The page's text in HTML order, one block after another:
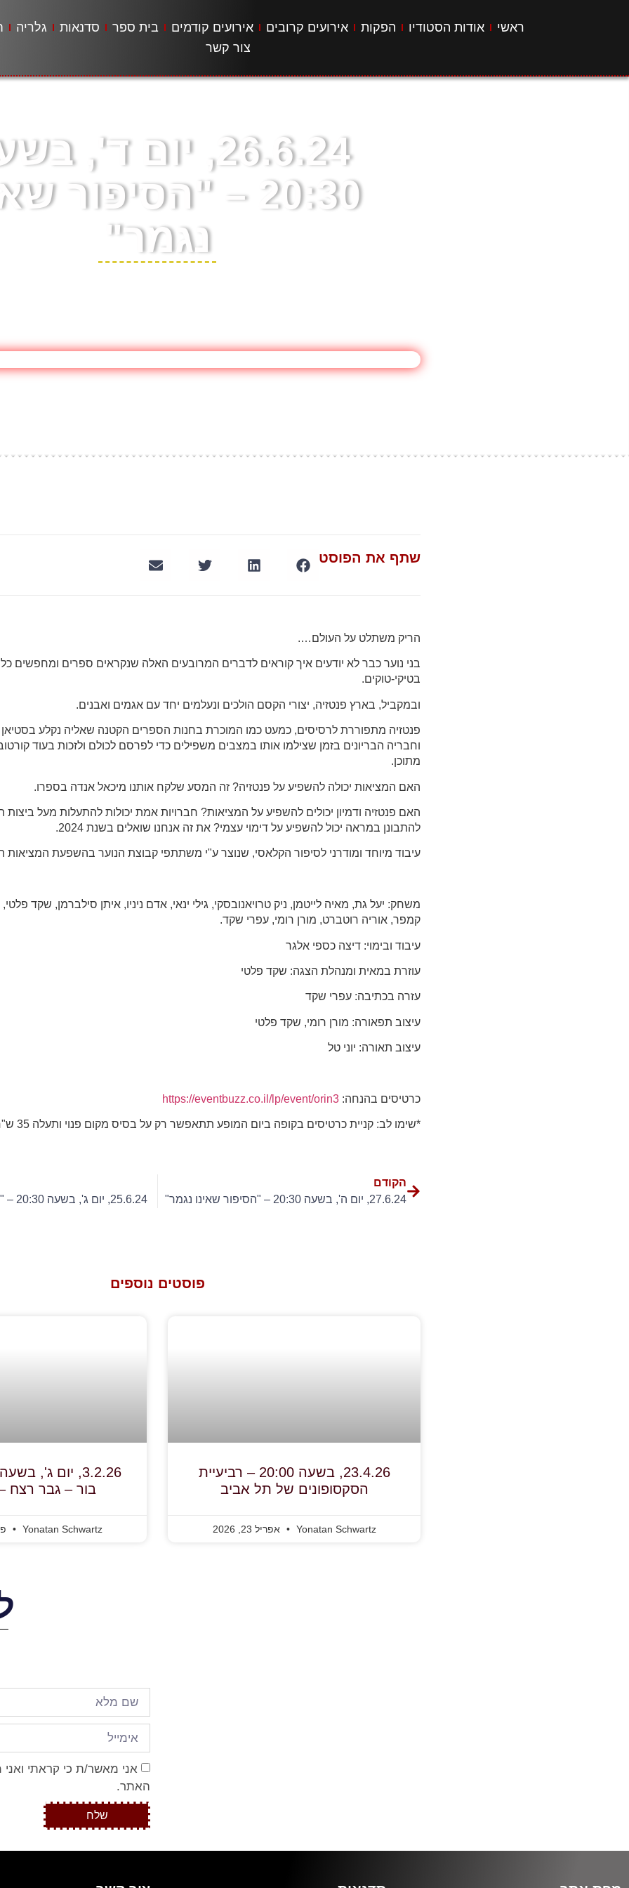
ראשי אודות הסטודיו הפקות אירועים קרובים אירועים קודמים בית ספר סדנאות גלריה
צור קשר
26.6.24, יום ד',
20:30 – "הסיפור
נגמר"
שתף את הפוסט
הריק משתלט על העולם….
בני נוער כבר לא יודעים איך קוראים לדברים המרובעים האלה שנקראים ספרים ומחפשים כל
בטיקי-טוקים.
ובמקביל, בארץ פנטזיה, יצורי הקסם הולכים ונעלמים יחד עם אגמים ואבנים.
פנטזיה מתפוררת לרסיסים, כמעט כמו המוכרת בחנות הספרים הקטנה שאליה נקלע
וחבריה הבריונים בזמן שצילמו אותו במצבים משפילים כדי לפרסם לכולם ולזכות בעוד
מתוכן.
האם המציאות יכולה להשפיע על פנטזיה? זה המסע שלקח אותנו מיכאל אנדה בספרו.
האם פנטזיה ודמיון יכולים להשפיע על המציאות? חברויות אמת יכולות להתעלות מעל ביצות
להתבונן במראה יכול להשפיע על דימוי עצמי? את זה אנחנו שואלים בשנת 2024.
עיבוד מיוחד ומודרני לסיפור הקלאסי, שנוצר ע"י משתתפי קבוצת הנוער בהשפעת המציאות
משחק: יעל גת, מאיה לייטמן, ניק טרויאנובסקי, גילי ינאי, אדם ניניו, איתן סילברמן, שקד
קמפר, אוריה רוטברט, מורן רומי, עפרי שקד.
עיבוד ובימוי: דיצה כספי אלגר
עוזרת במאית ומנהלת הצגה: שקד פלטי
עזרה בכתיבה: עפרי שקד
עיצוב תפאורה: מורן רומי, שקד פלטי
עיצוב תאורה: יוני טל
כרטיסים בהנחה: https://eventbuzz.co.il/lp/event/orin3
*שימו לב: קניית כרטיסים בקופה ביום המופע תתאפשר רק על בסיס מקום פנוי ותעלה 35 ש"ח לכרטיס!
הקודם
27.6.24, יום ה', בשעה 20:30 – "הסיפור שאינו נגמר"
25.6.24, יום ג', בשעה 20:30 – "הסיפור שאינו נגמר"
פוסטים נוספים
23.4.26, בשעה 20:00 – רביעיית
הסקסופונים של תל אביב
Yonatan Schwartz אפריל 23, 2026
בור – גבר רצח
Yonatan Schwartz
אני מאשר/ת כי קראתי
האתר.
שלח